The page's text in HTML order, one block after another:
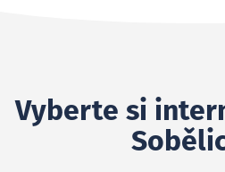
Vyberte si